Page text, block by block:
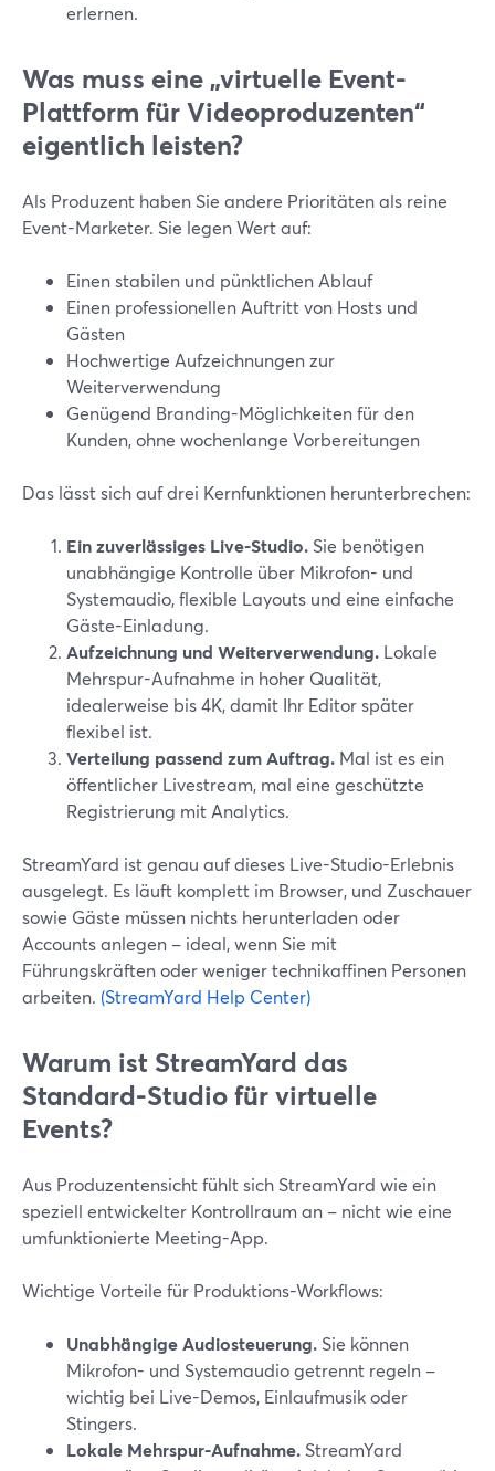
erlernen.
Was muss eine „virtuelle Event-
Plattform für Videoproduzenten“
eigentlich leisten?
Als Produzent haben Sie andere Prioritäten als reine
Event-Marketer. Sie legen Wert auf:
Einen stabilen und pünktlichen Ablauf
Einen professionellen Auftritt von Hosts und
Gästen
Hochwertige Aufzeichnungen zur
Weiterverwendung
Genügend Branding-Möglichkeiten für den
Kunden, ohne wochenlange Vorbereitungen
Das lässt sich auf drei Kernfunktionen herunterbrechen:
Ein zuverlässiges Live-Studio. Sie benötigen
unabhängige Kontrolle über Mikrofon- und
Systemaudio, flexible Layouts und eine einfache
Gäste-Einladung.
Aufzeichnung und Weiterverwendung. Lokale
Mehrspur-Aufnahme in hoher Qualität,
idealerweise bis 4K, damit Ihr Editor später
flexibel ist.
Verteilung passend zum Auftrag. Mal ist es ein
öffentlicher Livestream, mal eine geschützte
Registrierung mit Analytics.
StreamYard ist genau auf dieses Live-Studio-Erlebnis
ausgelegt. Es läuft komplett im Browser, und Zuschauer
sowie Gäste müssen nichts herunterladen oder
Accounts anlegen – ideal, wenn Sie mit
Führungskräften oder weniger technikaffinen Personen
arbeiten. (StreamYard Help Center)
Warum ist StreamYard das
Standard-Studio für virtuelle
Events?
Aus Produzentensicht fühlt sich StreamYard wie ein
speziell entwickelter Kontrollraum an – nicht wie eine
umfunktionierte Meeting-App.
Wichtige Vorteile für Produktions-Workflows:
Unabhängige Audiosteuerung. Sie können
Mikrofon- und Systemaudio getrennt regeln –
wichtig bei Live-Demos, Einlaufmusik oder
Stingers.
Lokale Mehrspur-Aufnahme. StreamYard